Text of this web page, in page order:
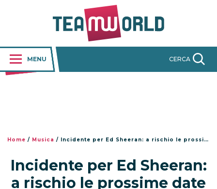
MENU CERCA
Home / Musica / Incidente per Ed Sheeran: a rischio le prossime date del Tour
Incidente per Ed Sheeran:
a rischio le prossime date